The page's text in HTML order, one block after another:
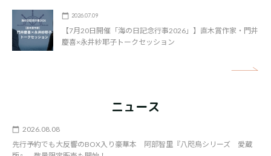
2026.07.09
【7月20日開催「海の日記念行事2026」】直木賞作家・門井
慶喜×永井紗耶子トークセッション
ニュース
2026.08.08
先行予約でも大反響のBOX入り豪華本 阿部智里『八咫烏シリーズ 愛蔵